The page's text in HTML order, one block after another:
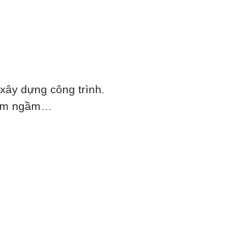
dựng công trình.
ngầm…